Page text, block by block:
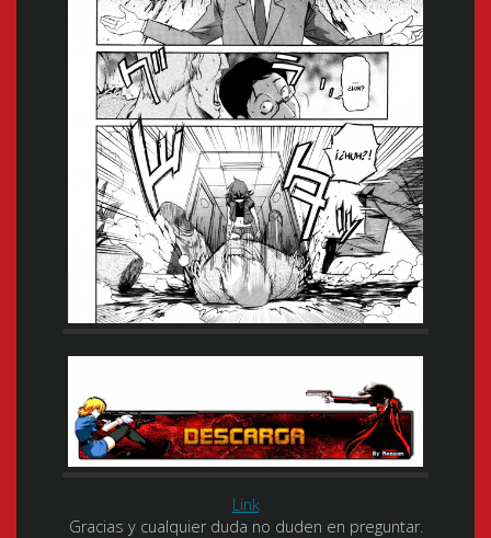
Link
Gracias y cualquier duda no duden en preguntar.